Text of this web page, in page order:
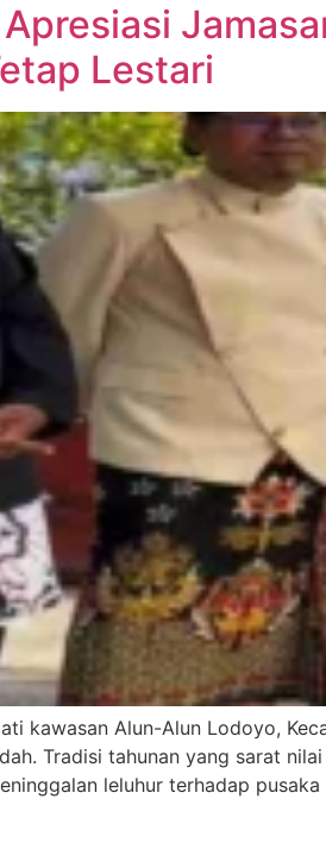
Lestari
kawasan Alun-Alun Lodoyo,
Tradisi tahunan yang sarat
leluhur terhadap